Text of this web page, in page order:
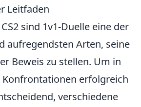
Leitfaden
sind 1v1-Duelle eine der
aufregendsten Arten, seine
Beweis zu stellen. Um in
erfolgreich
verschiedene